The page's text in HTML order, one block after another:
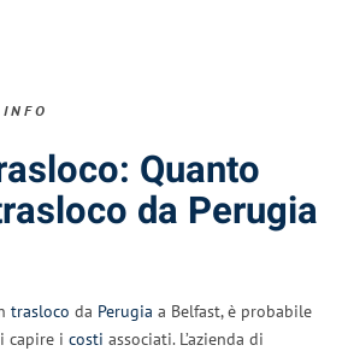
INFO
Quanto
da Perugia
trasloco da Perugia a Belfast, è probabile
capire i costi associati. L’azienda di